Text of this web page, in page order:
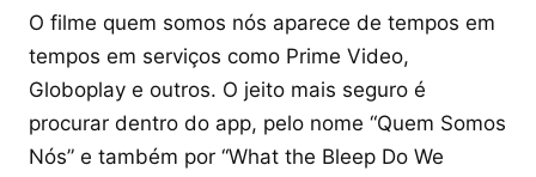
O filme quem somos nós aparece de tempos em
tempos em serviços como Prime Video,
Globoplay e outros. O jeito mais seguro é
procurar dentro do app, pelo nome “Quem Somos
Nós” e também por “What the Bleep Do We